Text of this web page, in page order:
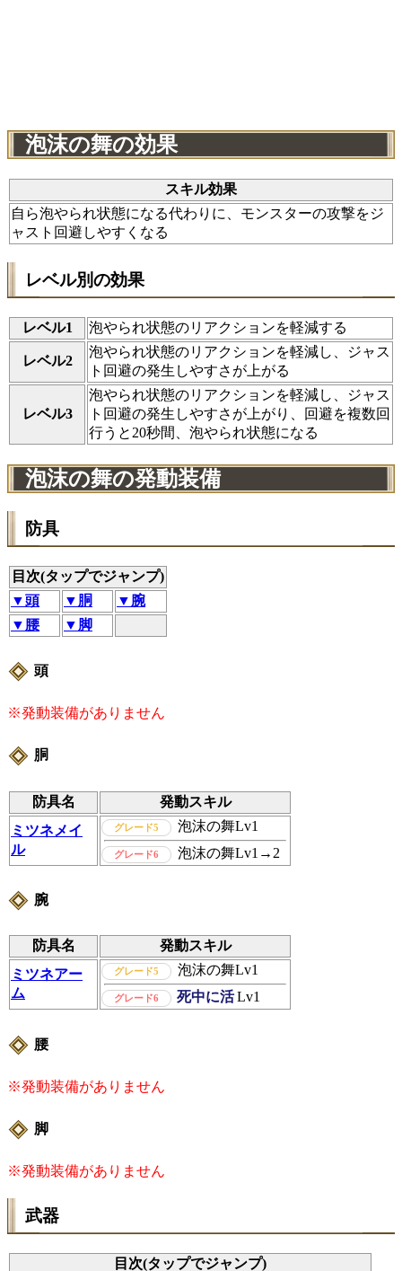
泡沫の舞の効果
スキル効果
自ら泡やられ状態になる代わりに、モンスターの攻撃をジ
ャスト回避しやすくなる
レベル別の効果
レベル1 泡やられ状態のリアクションを軽減する
レベル2
泡やられ状態のリアクションを軽減し、ジャス
ト回避の発生しやすさが上がる
レベル3
泡やられ状態のリアクションを軽減し、ジャス
ト回避の発生しやすさが上がり、回避を複数回
行うと20秒間、泡やられ状態になる
泡沫の舞の発動装備
防具
目次(タップでジャンプ)
▼頭
▼胴
▼腕
▼腰
▼脚
頭
※発動装備がありません
胴
防具名
発動スキル
ミツネメイ
ル
グレード5 泡沫の舞Lv1
グレード6 泡沫の舞Lv1→2
腕
防具名
発動スキル
ミツネアー
ム
グレード5 泡沫の舞Lv1
グレード6 死中に活Lv1
腰
※発動装備がありません
脚
※発動装備がありません
武器
目次(タップでジャンプ)